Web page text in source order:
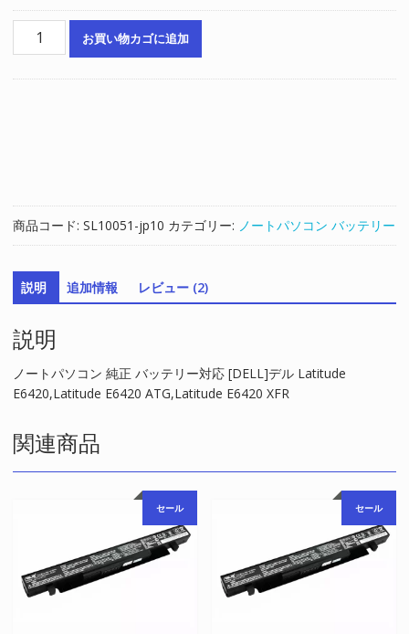
バ
ッ
テ
リ
ー
応
[DELL]
デ
ル
E6420,Latitude
E6420
ATG,Latitude
お買い物カゴに追加
商品コード: SL10051-jp10 カテゴリー: ノートパソコン バッテリー
説明 追加情報 レビュー (2)
説明
ノートパソコン 純正 バッテリー対応 [DELL]デル Latitude
E6420,Latitude E6420 ATG,Latitude E6420 XFR
関連商品
セール セール